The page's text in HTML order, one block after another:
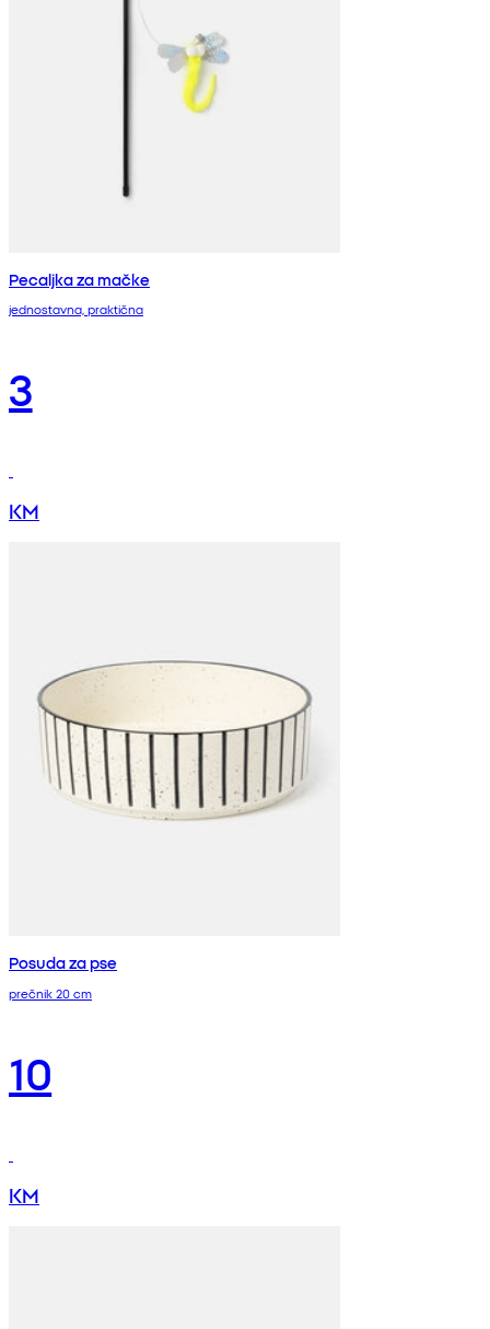
Pecaljka za mačke
jednostavna, praktična
3
KM
Posuda za pse
prečnik 20 cm
10
KM